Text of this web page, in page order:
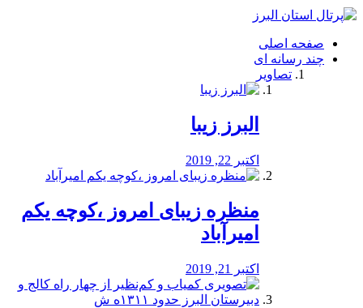
فصد
شرق
تهران
خشکشویی
صفحه اصلی
چند رسانه ای
تصاویر
البرز زیبا
اکتبر 22, 2019
منظره‌‌ زیبای امروز ،کوچه یکم
امیرآباد
اکتبر 21, 2019